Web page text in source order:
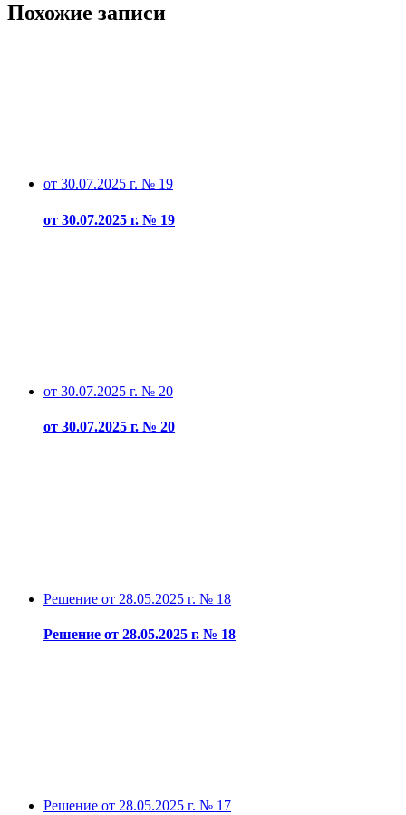
Похожие записи
от 30.07.2025 г. № 19
от 30.07.2025 г. № 19
от 30.07.2025 г. № 20
от 30.07.2025 г. № 20
Решение от 28.05.2025 г. № 18
Решение от 28.05.2025 г. № 18
Решение от 28.05.2025 г. № 17